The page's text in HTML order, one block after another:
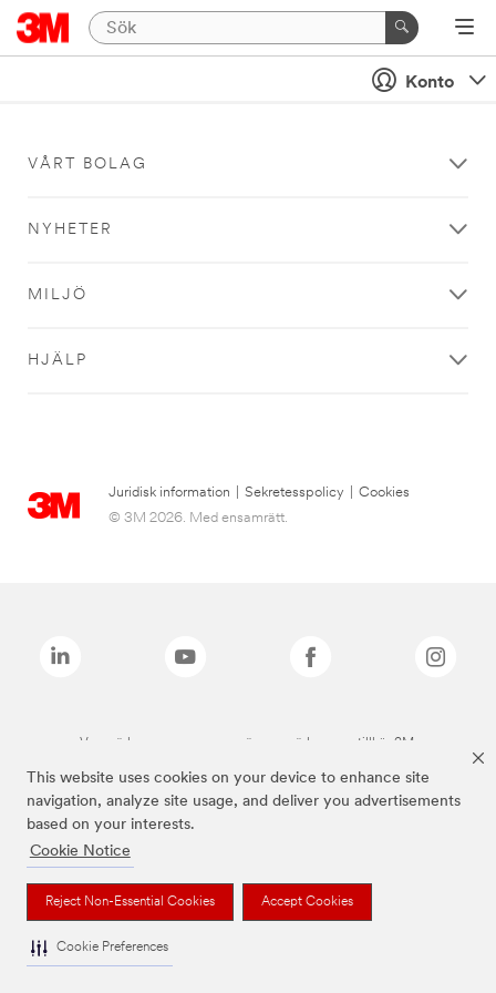
This website uses cookies on your device to enhance site
navigation, analyze site usage, and deliver you advertisements
based on your interests.
Cookie Notice
Reject Non-Essential Cookies Accept Cookies
Cookie Preferences
Konto
VÅRT BOLAG
NYHETER
MILJÖ
HJÄLP
Juridisk information Sekretesspolicy
Cookies
© 3M 2026. Med ensamrätt.
Varumärken som anges ovan är varumärken som tillhör 3M.